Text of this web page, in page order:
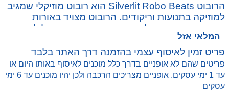
המקורי
היה:
₪ 129.00.
הנוכחי
הוא:
₪ 95.00.
הרובוט Silverlit Robo Beats הוא רובוט מוזיקלי שמגיב
למוזיקה בתנועות וריקודים. הרובוט מצויד באורות
צבעוניים וחיישני קול שמסנכרנים אותו עם הצלילים.
אידיאלי לילדים שאוהבים מוזיקה וריקודים.
המלאי אזל
פריט זמין לאיסוף עצמי בהזמנה דרך האתר בלבד
פריטים שהם לא אופניים בדרך כלל מוכנים לאיסוף באותו היום או
עד 1 ימי עסקים. אופניים מצריכים הרכבה ולכן יהיו מוכנים עד 6 ימי
עסקים